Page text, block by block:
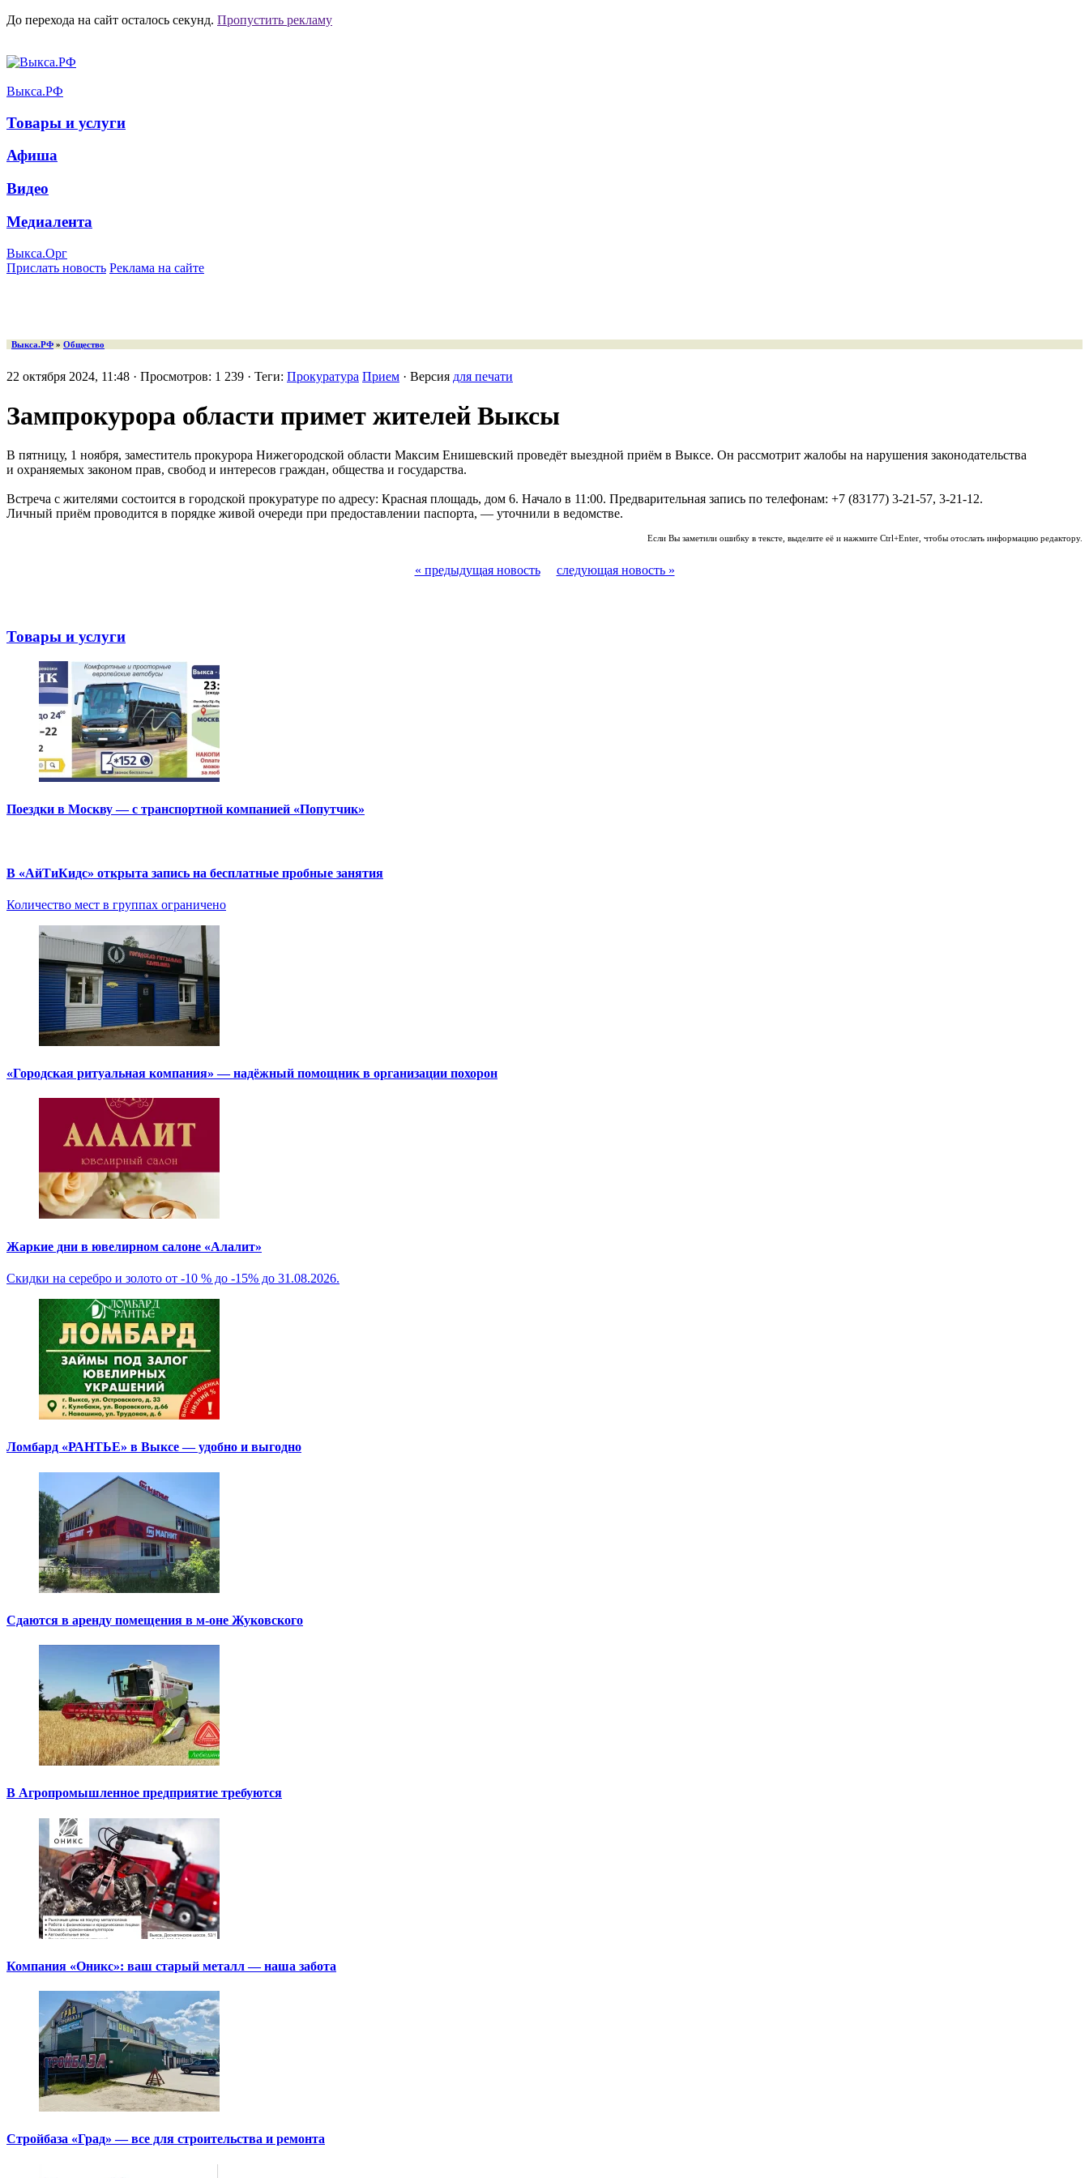
До перехода на сайт осталось секунд. Пропустить рекламу
Выкса.РФ
Товары и услуги
Афиша
Видео
Медиалента
Выкса.Орг
Прислать новость Реклама на сайте
Выкса.РФ » Общество
22 октября 2024, 11:48 · Просмотров: 1 239 · Теги: Прокуратура Прием · Версия для печати
Зампрокурора области примет жителей Выксы
В пятницу, 1 ноября, заместитель прокурора Нижегородской области Максим Енишевский проведёт выездной приём в Выксе. Он рассмотрит жалобы на нарушения законодательства
и охраняемых законом прав, свобод и интересов граждан, общества и государства.
Встреча с жителями состоится в городской прокуратуре по адресу: Красная площадь, дом 6. Начало в 11:00. Предварительная запись по телефонам: +7 (83177) 3-21-57, 3-21-12.
Личный приём проводится в порядке живой очереди при предоставлении паспорта, — уточнили в ведомстве.
Если Вы заметили ошибку в тексте, выделите её и нажмите Ctrl+Enter, чтобы отослать информацию редактору.
« предыдущая новость следующая новость »
Товары и услуги
Поездки в Москву — с транспортной компанией «Попутчик»
В «АйТиКидс» открыта запись на бесплатные пробные занятия
Количество мест в группах ограничено
«Городская ритуальная компания» — надёжный помощник в организации похорон
Жаркие дни в ювелирном салоне «Алалит»
Скидки на серебро и золото от -10 % до -15% до 31.08.2026.
Ломбард «РАНТЬЕ» в Выксе — удобно и выгодно
Сдаются в аренду помещения в м-оне Жуковского
В Агропромышленное предприятие требуются
Компания «Оникс»: ваш старый металл — наша забота
Стройбаза «Град» — все для строительства и ремонта